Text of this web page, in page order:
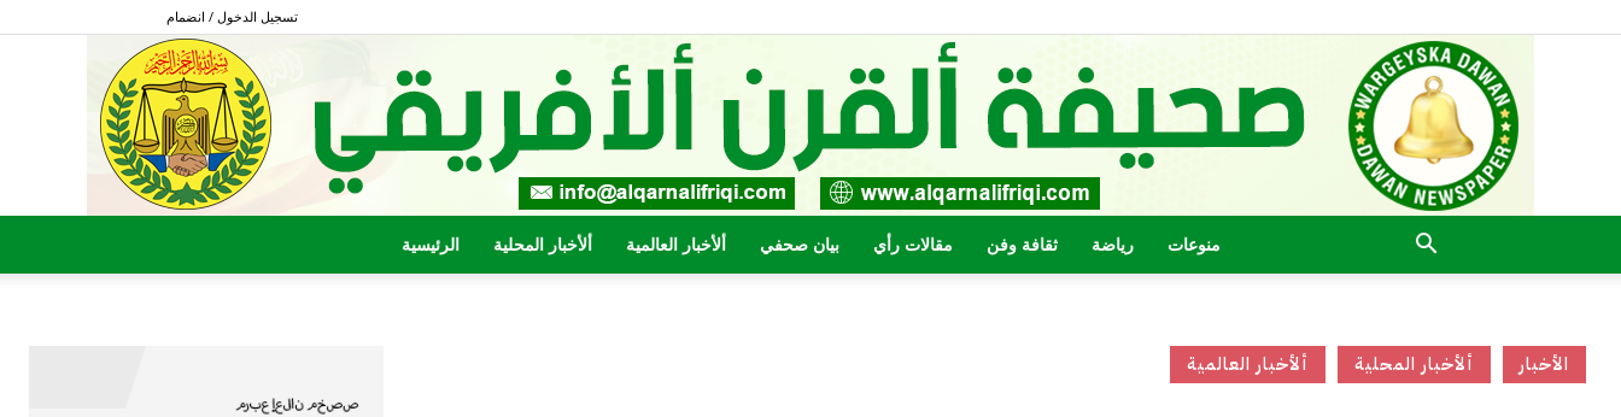
تسجيل الدخول / انضمام
الرئيسية ألأخبار المحلية ألأخبار العالمية بيان صحفي مقالات رأي ثقافة وفن رياضة منوعات
ألأخبار العالمية ألأخبار المحلية الأخبار